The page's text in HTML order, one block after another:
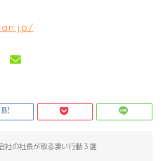
社の社長が取る凄い行動３選